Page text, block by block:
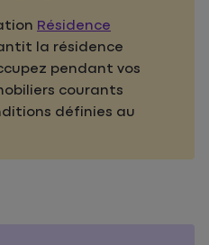
Résidence
la résidence
pendant vos
courants
définies au